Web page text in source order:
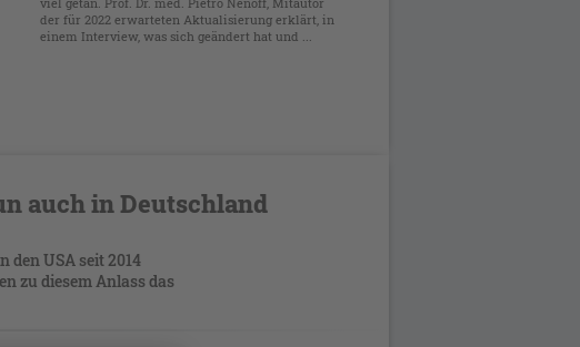
der für 2022 erwarteten Aktualisierung erklärt, in
einem Interview, was sich geändert hat und ...
auch in Deutschland
den USA seit 2014
zu diesem Anlass das